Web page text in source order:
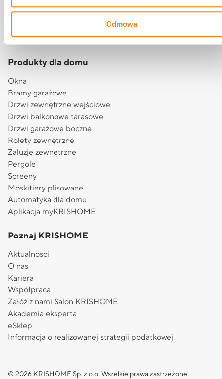
Odmowa
biuro@krishome.eu
Produkty dla domu
Okna
Bramy garażowe
Drzwi zewnętrzne wejściowe
Drzwi balkonowe tarasowe
Drzwi garażowe boczne
Rolety zewnętrzne
Żaluzje zewnętrzne
Pergole
Screeny
Moskitiery plisowane
Automatyka dla domu
Aplikacja myKRISHOME
Poznaj KRISHOME
Aktualności
O nas
Kariera
Współpraca
Załóż z nami Salon KRISHOME
Akademia eksperta
eSklep
Informacja o realizowanej strategii podatkowej
© 2026 KRISHOME Sp. z o.o. Wszelkie prawa zastrzeżone.